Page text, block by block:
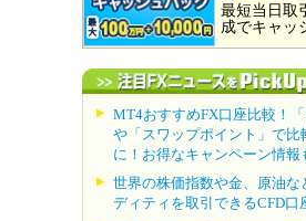
最短当日取
成でキャッ
MT4おすすめFX口座比較！「
や「スワップポイント」で比
に！お得なキャンペーン情報
世界の株価指数や金、原油な
ディティを取引できるCFD口